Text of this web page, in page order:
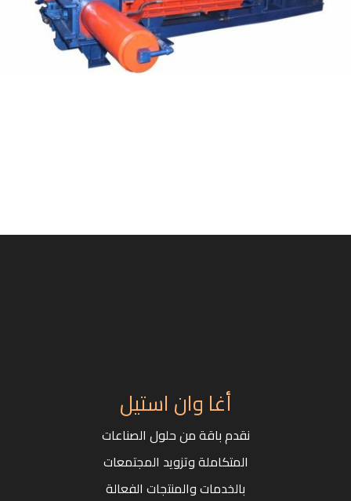
أغا وان استيل
نقدم باقة من حلول الصناعات
المتكاملة وتزويد المجتمعات
بالخدمات والمنتجات الفعالة